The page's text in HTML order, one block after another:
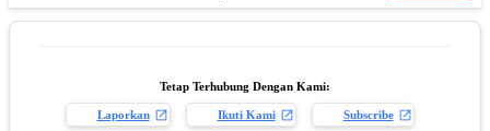
Tetap Terhubung Dengan Kami:
Laporkan Ikuti Kami Subscribe